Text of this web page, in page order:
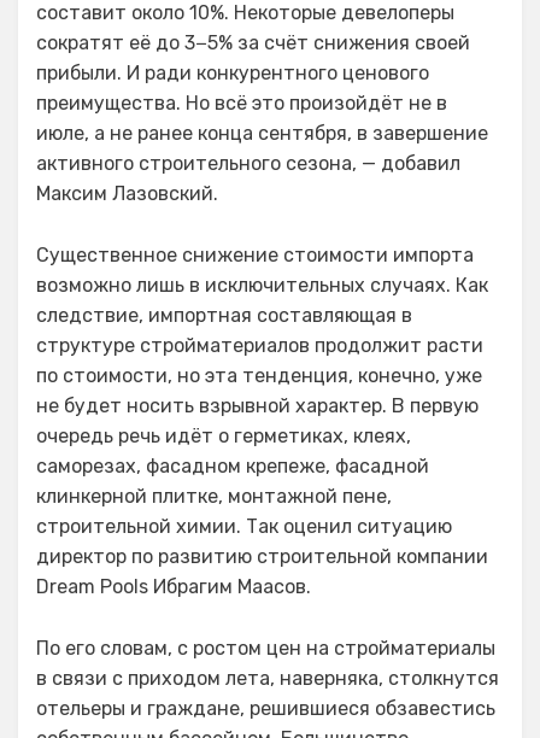
составит около 10%. Некоторые девелоперы
сократят её до 3−5% за счёт снижения своей
прибыли. И ради конкурентного ценового
преимущества. Но всё это произойдёт не в
июле, а не ранее конца сентября, в завершение
активного строительного сезона, — добавил
Максим Лазовский.
Существенное снижение стоимости импорта
возможно лишь в исключительных случаях. Как
следствие, импортная составляющая в
структуре стройматериалов продолжит расти
по стоимости, но эта тенденция, конечно, уже
не будет носить взрывной характер. В первую
очередь речь идёт о герметиках, клеях,
саморезах, фасадном крепеже, фасадной
клинкерной плитке, монтажной пене,
строительной химии. Так оценил ситуацию
директор по развитию строительной компании
Dream Pools Ибрагим Маасов.
По его словам, с ростом цен на стройматериалы
в связи с приходом лета, наверняка, столкнутся
отельеры и граждане, решившиеся обзавестись